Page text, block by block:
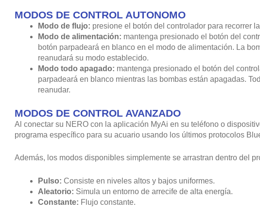
MODOS DE CONTROL AUTONOMO
Modo de flujo: presione el botón del controlador para recorrer
Modo de alimentación: mantenga presionado el botón del
botón parpadeará en blanco en el modo de alimentación. La
reanudará su modo establecido.
Modo todo apagado: mantenga presionado el botón del
parpadeará en blanco mientras las bombas están apagadas.
reanudar.
MODOS DE CONTROL AVANZADO
Al conectar su NERO con la aplicación MyAi en su teléfono o
programa específico para su acuario usando los últimos protocolos
Además, los modos disponibles simplemente se arrastran dentro del
Pulso: Consiste en niveles altos y bajos uniformes.
Aleatorio: Simula un entorno de arrecife de alta energía.
Constante: Flujo constante.